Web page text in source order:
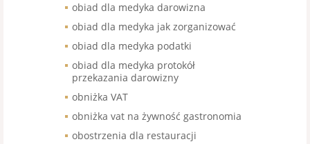
obiad dla medyka darowizna
obiad dla medyka jak zorganizować
obiad dla medyka podatki
obiad dla medyka protokół
przekazania darowizny
obniżka VAT
obniżka vat na żywność gastronomia
obostrzenia dla restauracji